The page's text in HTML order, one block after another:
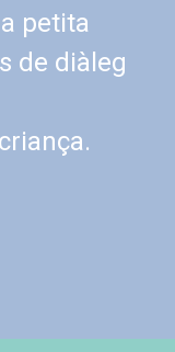
petita
de diàleg